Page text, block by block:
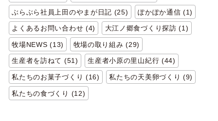
ぶらぶら社員上田のやまが日記 (25) ぽかぽか通信 (1)
よくあるお問い合わせ (4) 大江ノ郷食づくり探訪 (1)
牧場NEWS (13) 牧場の取り組み (29)
生産者を訪ねて (51) 生産者小原の里山紀行 (44)
私たちのお菓子づくり (16) 私たちの天美卵づくり (9)
私たちの食づくり (12)